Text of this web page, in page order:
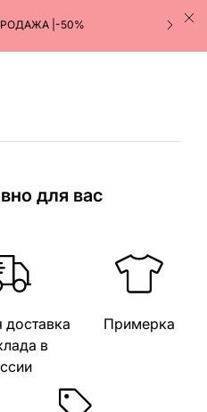
|-50%
для вас
доставка
в
Примерка